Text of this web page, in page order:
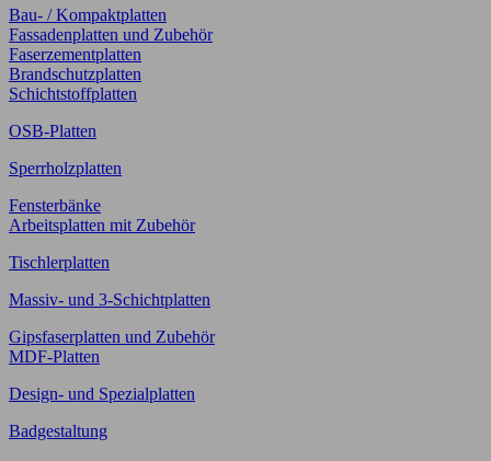
Bau- / Kompaktplatten
Fassadenplatten und Zubehör
Faserzementplatten
Brandschutzplatten
Schichtstoffplatten
OSB-Platten
Sperrholzplatten
Fensterbänke
Arbeitsplatten mit Zubehör
Tischlerplatten
Massiv- und 3-Schichtplatten
Gipsfaserplatten und Zubehör
MDF-Platten
Design- und Spezialplatten
Badgestaltung